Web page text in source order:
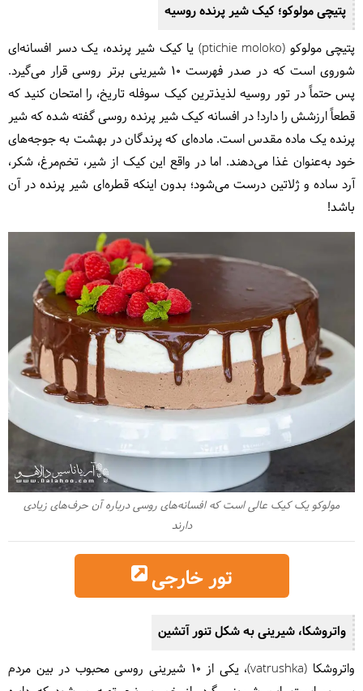
پتیچی مولوکو؛ کیک شیر پرنده روسیه
پتیچی مولوکو (ptichie moloko) یا کیک شیر پرنده، یک دسر افسانه‌ای
شوروی است که در صدر فهرست ۱۰ شیرینی برتر روسی قرار می‌گیرد.
پس حتماً در تور روسیه لذیذترین کیک سوفله تاریخ، را امتحان کنید که
قطعاً ارزشش را دارد! در افسانه کیک شیر پرنده روسی گفته شده که شیر
پرنده یک ماده مقدس است. ماده‌ای که پرندگان در بهشت به جوجه‌های
خود به‌عنوان غذا می‌دهند. اما در واقع این کیک از شیر، تخم‌مرغ، شکر،
آرد ساده و ژلاتین درست می‌شود؛ بدون اینکه قطره‌ای شیر پرنده‌ در آن
باشد!
مولوکو یک کیک عالی است که افسانه‌های روسی درباره آن حرف‌های زیادی
دارند
تور خارجی
واتروشکا، شیرینی به شکل تنور آتشین
واتروشکا (vatrushka)، یکی از ۱۰ شیرینی روسی محبوب در بین مردم